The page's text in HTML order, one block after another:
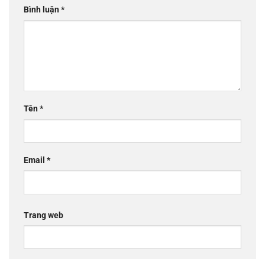
Bình luận*
Tên*
Email *
Trang web